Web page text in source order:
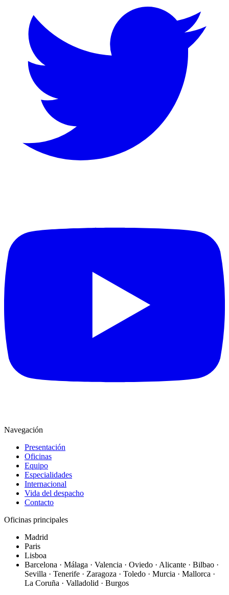
Navegación
Presentación
Oficinas
Equipo
Especialidades
Internacional
Vida del despacho
Contacto
Oficinas principales
Madrid
Paris
Lisboa
Barcelona · Málaga · Valencia · Oviedo · Alicante · Bilbao ·
Sevilla · Tenerife · Zaragoza · Toledo · Murcia · Mallorca ·
La Coruña · Valladolid · Burgos